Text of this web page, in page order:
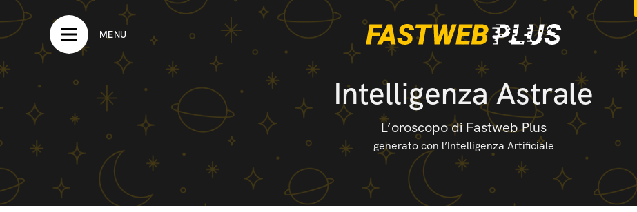
MENU
Intelligenza Astrale
L’oroscopo di Fastweb Plus
generato con l’Intelligenza Artificiale